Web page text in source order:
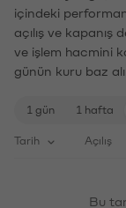
içindeki
açılış ve kapanış
ve işlem hacmini
günün kuru baz
1 gün 1 hafta
Tarih Açılış
Bu